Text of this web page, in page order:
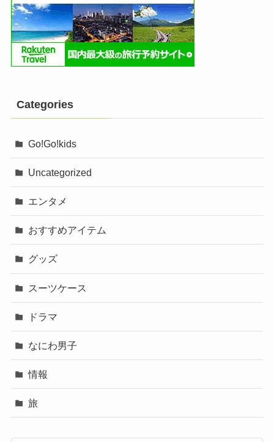
Categories
Go!Go!kids
Uncategorized
エンタメ
おすすめアイテム
グッズ
スーツケース
ドラマ
なにわ男子
情報
旅